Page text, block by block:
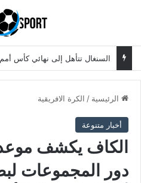
السنغال تتأهل إلى نهائي كأس
الرئيسية / الكرة الافريقية
أخبار متنوعة
الكاف يكشف
دور المجموعات